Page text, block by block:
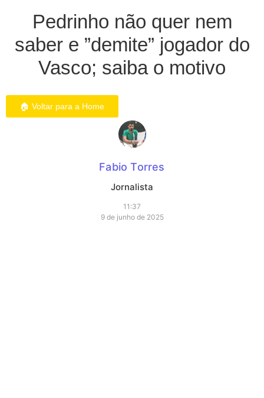
Pedrinho não quer nem
saber e ”demite” jogador do
Vasco; saiba o motivo
🏠 Voltar para a Home
Fabio Torres
Jornalista
11:37
9 de junho de 2025